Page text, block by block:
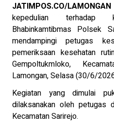
JATIMPOS.CO/
kepedulian terhadap
Bhabinkamtibmas Polsek
mendampingi petugas
pemeriksaan kesehatan
Gempoltukmloko,
Lamongan, Selasa (30/6/
Kegiatan yang dimulai
dilaksanakan oleh petugas
Kecamatan Sarirejo.